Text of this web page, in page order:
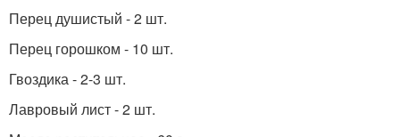
Перец душистый - 2 шт.
Перец горошком - 10 шт.
Гвоздика - 2-3 шт.
Лавровый лист - 2 шт.